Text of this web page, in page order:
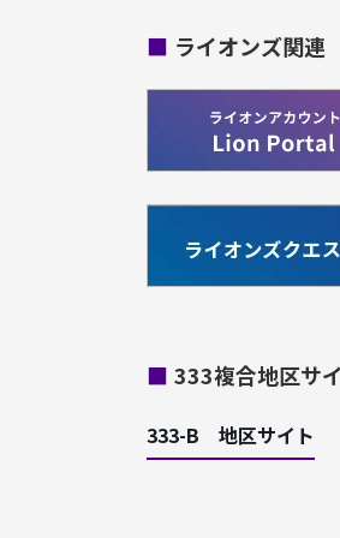
■ ライオンズ関連
■ 333複合地区サ
333-B 地区サイト